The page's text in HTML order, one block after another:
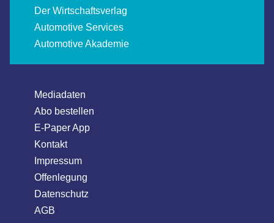
Der Wirtschaftsverlag
Automotive Services
Automotive Akademie
Mediadaten
Abo bestellen
E-Paper App
Kontakt
Impressum
Offenlegung
Datenschutz
AGB